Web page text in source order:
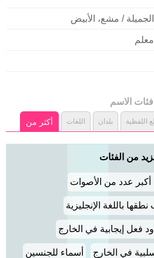
الجميلة / مشع، الأبيض
معلم
فئات الاسم
اللفظية بلدان اللغات أكثر من
من الفئات
أكبر عدد من الأصوات
باللغة الإنجليزية
فعل إيجابية في الخارج
في الخارج أسماء للجنسين